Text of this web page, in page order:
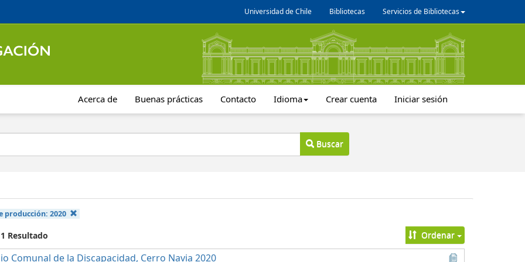
Universidad de Chile Bibliotecas Servicios de Bibliotecas
Acerca de Buenas prácticas Contacto Idioma Crear cuenta Iniciar sesión
Buscar
producción: 2020
Resultado Ordenar
Comunal de la Discapacidad, Cerro Navia 2020